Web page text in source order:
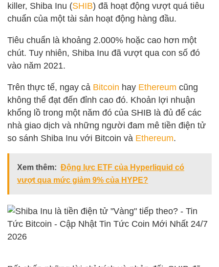
killer, Shiba Inu (SHIB) đã hoạt động vượt quá tiêu
chuẩn của một tài sản hoạt động hàng đầu.
Tiêu chuẩn là khoảng 2.000% hoặc cao hơn một
chút. Tuy nhiên, Shiba Inu đã vượt qua con số đó
vào năm 2021.
Trên thực tế, ngay cả Bitcoin hay Ethereum cũng
không thể đạt đến đỉnh cao đó. Khoản lợi nhuận
khổng lồ trong một năm đó của SHIB là đủ để các
nhà giao dịch và những người đam mê tiền điện tử
so sánh Shiba Inu với Bitcoin và Ethereum.
Xem thêm: Động lực ETF của Hyperliquid có
vượt qua mức giảm 9% của HYPE?